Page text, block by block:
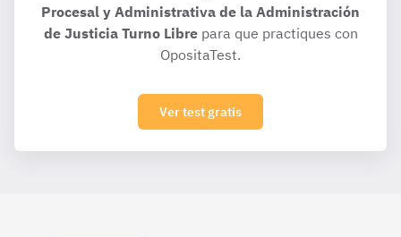
Procesal y Administrativa de la Administración
de Justicia Turno Librepara que practiques con
OpositaTest.
Ver test gratis